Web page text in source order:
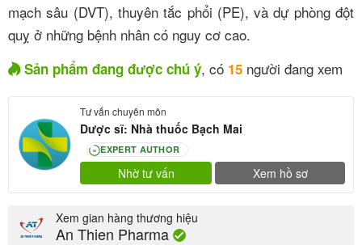
mạch sâu (DVT), thuyên tắc phổi (PE), và dự phòng đột
quỵ ở những bệnh nhân có nguy cơ cao.
Sản phẩm đang được chú ý, có 15 người đang xem
Tư vấn chuyên môn
Dược sĩ: Nhà thuốc Bạch Mai
80 EXPERT AUTHOR
Nhờ tư vấn Xem hồ sơ
Xem gian hàng thương hiệu
An Thien Pharma